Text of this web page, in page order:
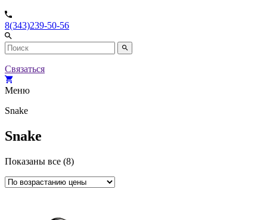
8(343)239-50-56
Связаться
Меню
Snake
Snake
Показаны все (8)